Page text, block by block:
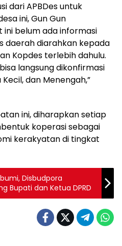
dari APBDes untuk
ini, Gun Gun
belum ada informasi
daerah diarahkan kepada
Kopdes terlebih dahulu.
langsung dikonfirmasi
dan Menengah,”
ini, diharapkan setiap
koperasi sebagai
kerakyatan di tingkat
Disbudpora
Bupati dan Ketua DPRD